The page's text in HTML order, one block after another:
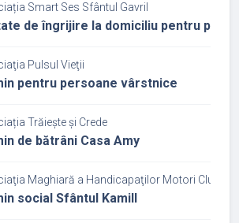
Smart Ses Sfântul Gavril
de îngrijire la domiciliu pentru
Pulsul Vieţii
pentru persoane vârstnice
Trăiește și Crede
de bătrâni Casa Amy
Maghiară a Handicapaţilor Motori Cluj
social Sfântul Kamill